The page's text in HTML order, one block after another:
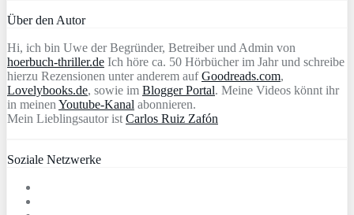
Über den Autor
Hi, ich bin Uwe der Begründer, Betreiber und Admin von
hoerbuch-thriller.de Ich höre ca. 50 Hörbücher im Jahr und schreibe
hierzu Rezensionen unter anderem aufGoodreads.com,
Lovelybooks.de, sowie im Blogger Portal. Meine Videos könnt ihr
in meinenYoutube-Kanal abonnieren.
Mein Lieblingsautor istCarlos Ruiz Zafón
Soziale Netzwerke